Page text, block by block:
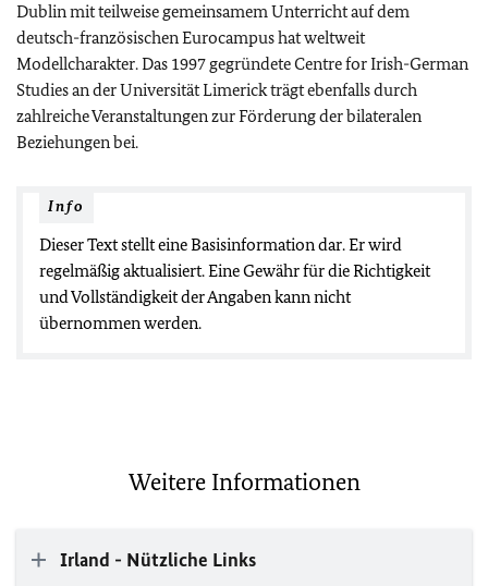
Dublin mit teilweise gemeinsamem Unterricht auf dem
deutsch-französischen Eurocampus hat weltweit
Modellcharakter. Das 1997 gegründete Centre for Irish-German
Studies an der Universität Limerick trägt ebenfalls durch
zahlreiche Veranstaltungen zur Förderung der bilateralen
Beziehungen bei.
Info
Dieser Text stellt eine Basisinformation dar. Er wird
regelmäßig aktualisiert. Eine Gewähr für die Richtigkeit
und Vollständigkeit der Angaben kann nicht
übernommen werden.
Weitere Informationen
Irland - Nützliche Links